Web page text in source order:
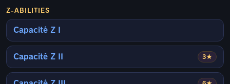
Z-ABILITIES
Capacité Z I
3★
Capacité Z II